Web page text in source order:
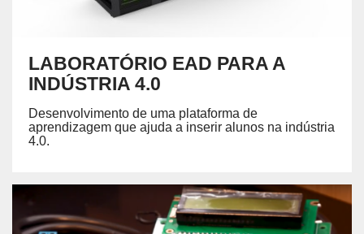
LABORATÓRIO EAD PARA A
INDÚSTRIA 4.0
Desenvolvimento de uma plataforma de
aprendizagem que ajuda a inserir alunos na indústria
4.0.